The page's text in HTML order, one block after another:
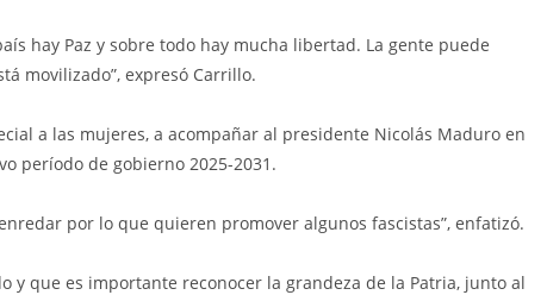
hay Paz y sobre todo hay mucha libertad. La gente puede
movilizado”, expresó Carrillo.
a las mujeres, a acompañar al presidente Nicolás Maduro en
período de gobierno 2025-2031.
por lo que quieren promover algunos fascistas”, enfatizó.
y que es importante reconocer la grandeza de la Patria, junto al